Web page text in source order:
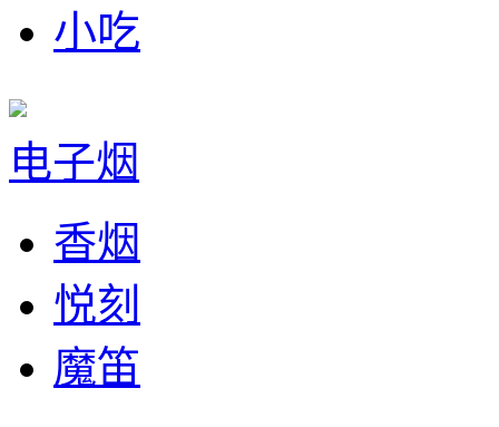
小吃
电子烟
香烟
悦刻
魔笛